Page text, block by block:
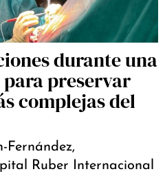
durante una
preservar
complejas del
Fernández,
Ruber Internacional